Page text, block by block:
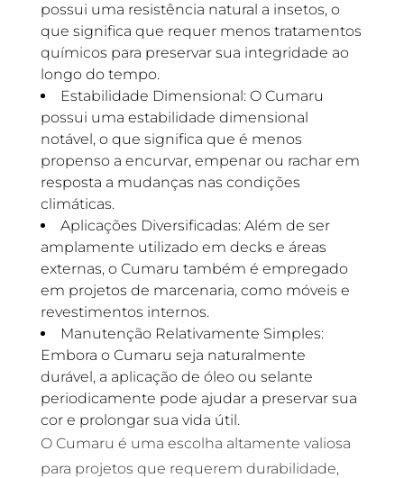
possui uma resistência natural a insetos, o
que significa que requer menos tratamentos
químicos para preservar sua integridade ao
longo do tempo.
Estabilidade Dimensional: O Cumaru
possui uma estabilidade dimensional
notável, o que significa que é menos
propenso a encurvar, empenar ou rachar em
resposta a mudanças nas condições
climáticas.
Aplicações Diversificadas: Além de ser
amplamente utilizado em decks e áreas
externas, o Cumaru também é empregado
em projetos de marcenaria, como móveis e
revestimentos internos.
Manutenção Relativamente Simples:
Embora o Cumaru seja naturalmente
durável, a aplicação de óleo ou selante
periodicamente pode ajudar a preservar sua
cor e prolongar sua vida útil.
O Cumaru é uma escolha altamente valiosa
para projetos que requerem durabilidade,